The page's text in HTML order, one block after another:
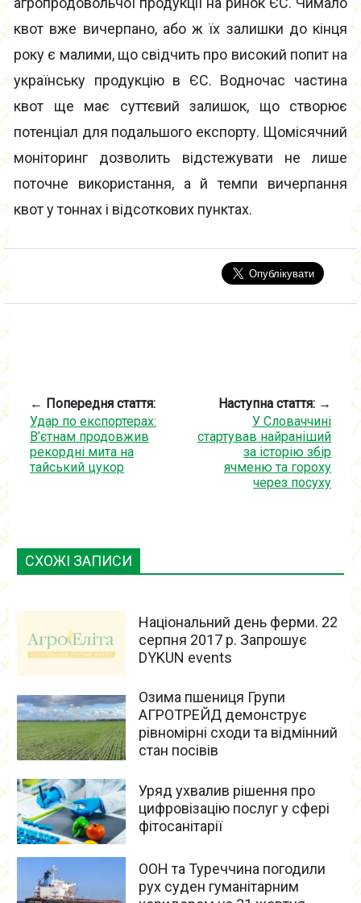
квот вже вичерпано, або ж їх залишки до кінця
року є малими, що свідчить про високий попит на
українську продукцію в ЄС. Водночас частина
квот ще має суттєвий залишок, що створює
потенціал для подальшого експорту. Щомісячний
моніторинг дозволить відстежувати не лише
поточне використання, а й темпи вичерпання
квот у тоннах і відсоткових пунктах.
← Попередня стаття:
Удар по експортерах:
В’єтнам продовжив
рекордні мита на
тайський цукор
Наступна стаття: →
У Словаччині
стартував найраніший
за історію збір
ячменю та гороху
через посуху
СХОЖІ ЗАПИСИ
Національний день ферми. 22
серпня 2017 р. Запрошує
DYKUN events
Озима пшениця Групи
АГРОТРЕЙД демонструє
рівномірні сходи та відмінний
стан посівів
Уряд ухвалив рішення про
цифровізацію послуг у сфері
фітосанітарії
ООН та Туреччина погодили
рух суден гуманітарним